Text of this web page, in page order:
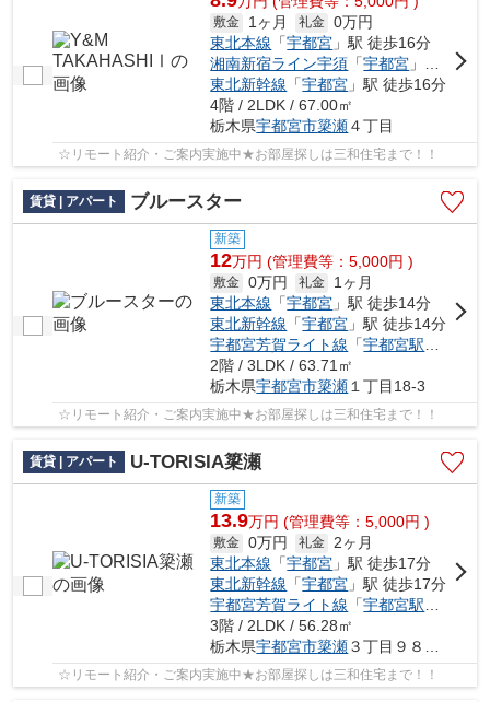
敷金 1ヶ月 礼金 0万円
東北本線 「宇都宮 」駅 徒歩16分
湘南新宿ライン宇須 「宇都宮 」駅 徒歩16分
東北新幹線 「宇都宮 」駅 徒歩16分
4階 / 2LDK / 67.00㎡
栃木県宇都宮市簗瀬４丁目
☆リモート紹介・ご案内実施中★お部屋探しは三和住宅まで！！
賃貸 | アパート ブルースター
新築
12万円 (管理費等：5,000円 )
敷金 0万円 礼金
1ヶ月
東北本線 「宇都宮 」駅 徒歩14分
東北新幹線 「宇都宮 」駅 徒歩14分
宇都宮芳賀ライト線 「宇都宮駅東口
2階 / 3LDK / 63.71㎡
栃木県宇都宮市簗瀬１丁目18-3
☆リモート紹介・ご案内実施中★お部屋探しは三和住宅まで！！
賃貸 | アパート U-TORISIA簗瀬
新築
13.9万円 (管理費等：5,000円 )
敷金 0万円 礼金
2ヶ月
東北本線 「宇都宮 」駅 徒歩17分
東北新幹線 「宇都宮 」駅 徒歩17分
宇都宮芳賀ライト線 「宇都宮駅東口
3階 / 2LDK / 56.28㎡
栃木県宇都宮市簗瀬３丁目９８５-９
☆リモート紹介・ご案内実施中★お部屋探しは三和住宅まで！！